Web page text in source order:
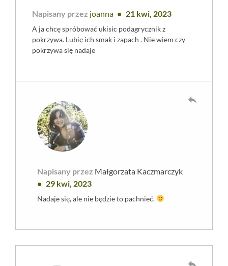
Napisany przez joanna 21 kwi, 2023
A ja chcę spróbować ukisic podagrycznik z
pokrzywa. Lubię ich smak i zapach . Nie wiem czy
pokrzywa się nadaje
Napisany przez Małgorzata Kaczmarczyk
29 kwi, 2023
Nadaje się, ale nie będzie to pachnieć.
reply